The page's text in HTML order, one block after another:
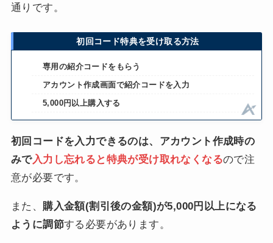
通りです。
初回コード特典を受け取る方法
専用の紹介コードをもらう
アカウント作成画面で紹介コードを入力
5,000円以上購入する
初回コードを入力できるのは、アカウント作成時の
みで入力し忘れると特典が受け取れなくなるので注
意が必要です。
また、 購入金額(割引後の金額)が5,000円以上になる
ように調節する必要があります。